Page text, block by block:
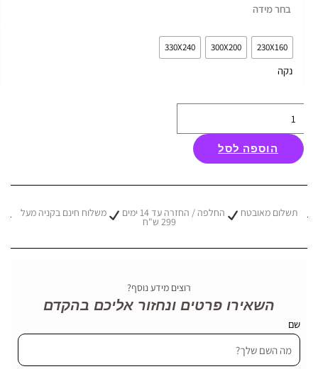
בחר מידה
230X160
300X200
330X240
נקה
שטיח
סוצ'י
MODRA
חום
הוספה לסל
תשלום מאובטח החלפה / החזרה עד 14 ימים משלוח חינם בקניה מעל
299 ש"ח
רוצים מידע נוסף?
השאירו פרטים ונחזור אליכם בהקדם
שם